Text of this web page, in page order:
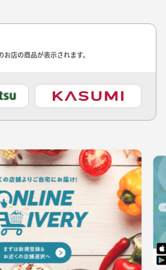
お店の商品が表示されます。